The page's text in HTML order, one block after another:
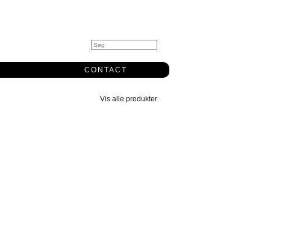
CONTACT
Vis alle produkter